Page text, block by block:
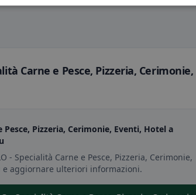
Carne e Pesce, Pizzeria, Cerimonie,
Pesce, Pizzeria, Cerimonie, Eventi, Hotel a
- Specialità Carne e Pesce, Pizzeria, Cerimonie,
e aggiornare ulteriori informazioni.